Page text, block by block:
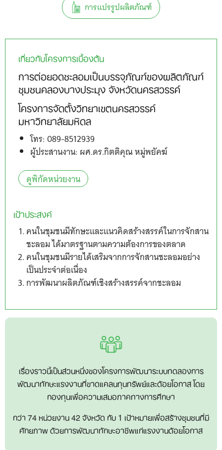
การแปรรูปผลิตภัณฑ์
เกี่ยวกับโครงการเบื้องต้น
การต่อยอดชะลอมเป็นบรรจุภัณฑ์ของผลิตภัณฑ์
ชุมชนคลองบางประมุง จังหวัดนครสวรรค์
โครงการจัดตั้งวิทยาเขตนครสวรรค์
มหาวิทยาลัยมหิดล
โทร: 089-8512939
ผู้ประสานงาน: ผศ.ดร.กิตติคุณ หมู่พยัคฆ์
ดูพิกัดหน่วยงาน
เป้าประสงค์
คนในชุมชนมีทักษะและแนวคิดสร้างสรรค์ในการจักสาน
ชะลอม ได้มาตรฐานตามความต้องการของตลาด
คนในชุมชนมีรายได้เสริมจากการจักสานชะลอมอย่าง
เป็นประจำต่อเนื่อง
การพัฒนาผลิตภัณฑ์เชิงสร้างสรรค์จากชะลอม
เรื่องราวนี้เป็นส่วนหนึ่งของโครงการพัฒนาระบบทดลองการ
พัฒนาทักษะแรงงานที่ขาดแคลนทุนทรัพย์และด้อยโอกาส โดย
กองทุนเพื่อความเสมอภาคทางการศึกษา
กว่า 74 หน่วยงาน 42 จังหวัด กับ 1 เป้าหมายเพื่อสร้างชุมชนที่มี
ศักยภาพ ด้วยการพัฒนาทักษะอาชีพแก่แรงงานด้อยโอกาส